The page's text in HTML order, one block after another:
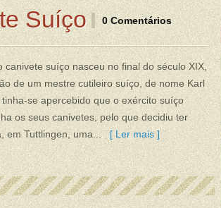
Suíço 0 Comentários
canivete suíço nasceu no final do século XIX,
de um mestre cutileiro suíço, de nome Karl
se apercebido que o exército suíço
os seus canivetes, pelo que decidiu ter
em Tuttlingen, uma...[ Ler mais ]